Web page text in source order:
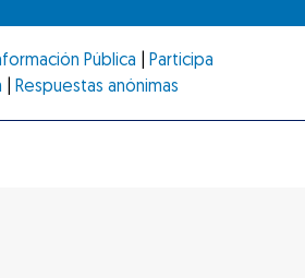
Pública
Participa
Respuestas anónimas